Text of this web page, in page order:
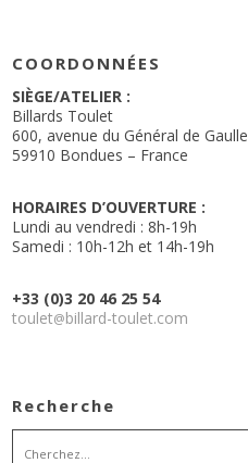
COORDONNÉES
SIÈGE/ATELIER :
Billards Toulet
600, avenue du Général de Gaulle
59910 Bondues – France
HORAIRES D’OUVERTURE :
Lundi au vendredi : 8h-19h
Samedi : 10h-12h et 14h-19h
+33 (0)3 20 46 25 54
toulet@billard-toulet.com
Recherche